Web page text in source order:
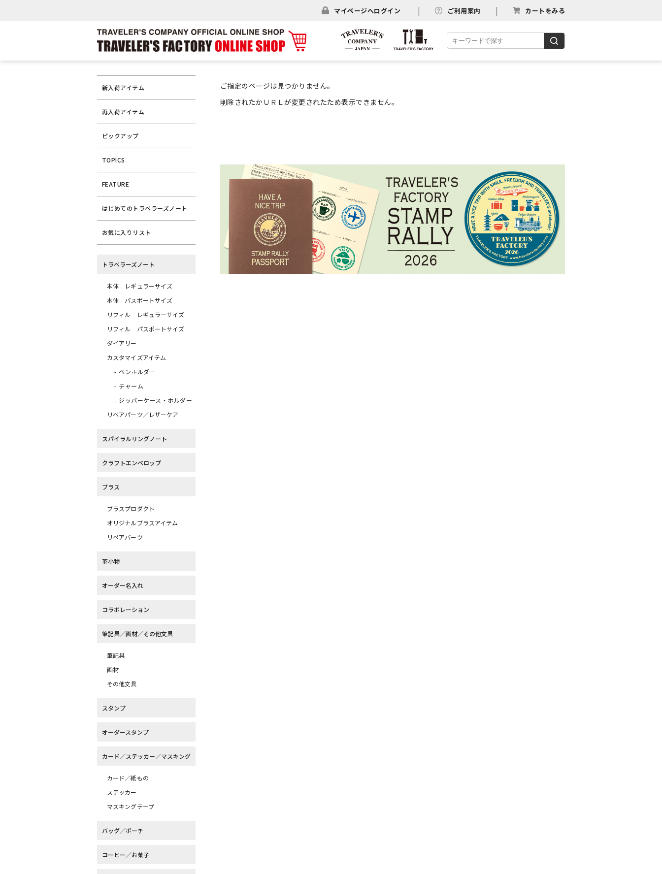
マイページへログイン ご利用案内 カートをみる
ご指定のページは見つかりません。
削除されたかＵＲＬが変更されたため表示できません。
新入荷アイテム
再入荷アイテム
ピックアップ
TOPICS
FEATURE
はじめてのトラベラーズノート
お気に入りリスト
トラベラーズノート
本体 レギュラーサイズ
本体 パスポートサイズ
リフィル レギュラーサイズ
リフィル パスポートサイズ
ダイアリー
カスタマイズアイテム
ペンホルダー
チャーム
ジッパーケース・ホルダー
リペアパーツ／レザーケア
スパイラルリングノート
クラフトエンベロップ
ブラス
ブラスプロダクト
オリジナルブラスアイテム
リペアパーツ
革小物
オーダー名入れ
コラボレーション
筆記具／画材／その他文具
筆記具
画材
その他文具
スタンプ
オーダースタンプ
カード／ステッカー／マスキング
カード／紙もの
ステッカー
マスキングテープ
バッグ／ポーチ
コーヒー／お菓子